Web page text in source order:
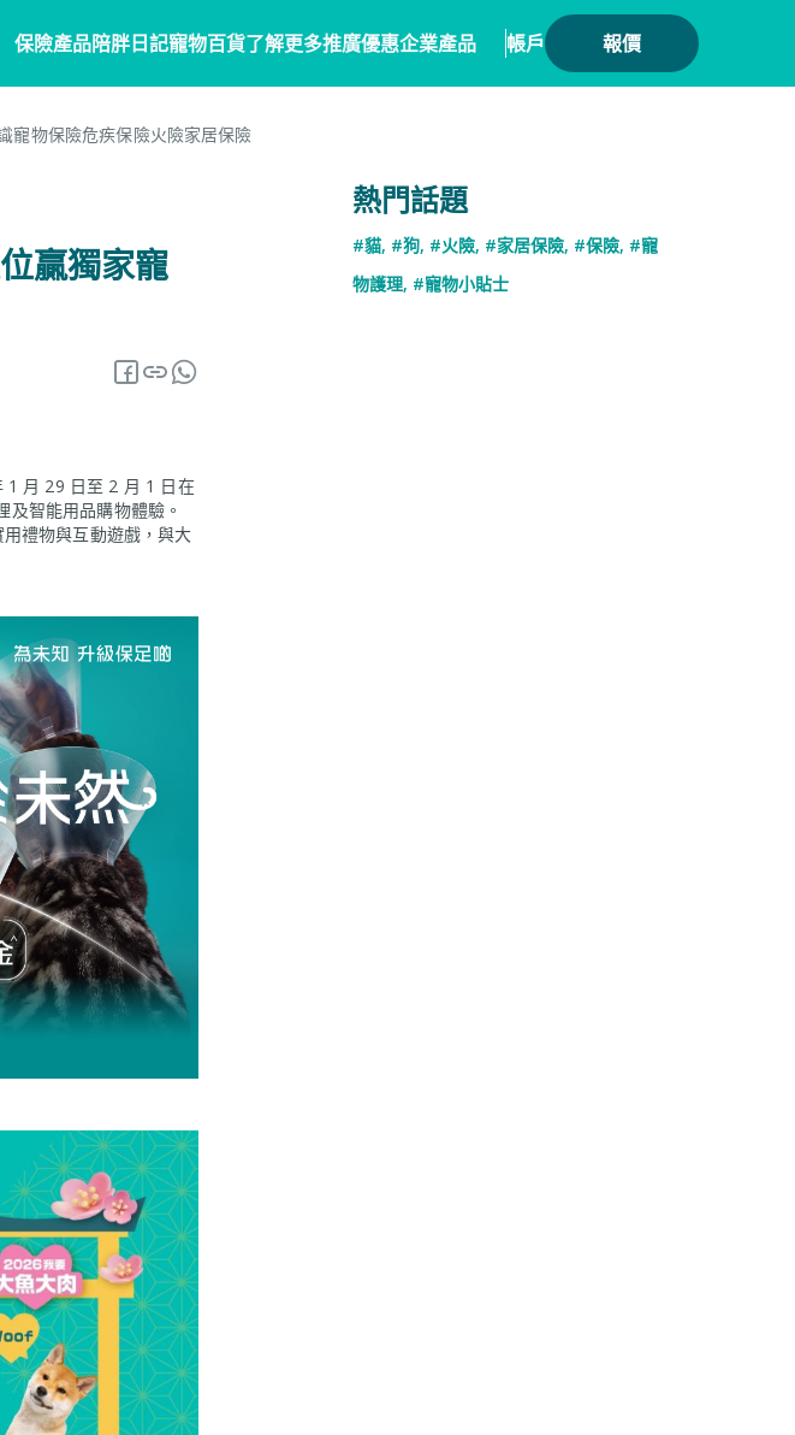
保險產品
養保險
陪胖日記
立即下載
寵物百貨了解更多
網誌
推廣優惠
毛範生會員計劃
企業產品
數碼保險
數字資產保險
帳戶 報價
寵物保險危疾保險火險家居保險
贏獨家寵
月 29 日至 2 月 1 日在
智能用品購物體驗。
禮物與互動遊戲，與大
熱門話題
#貓, #狗, #火險, #家居保險, #保險, #寵
物護理, #寵物小貼士